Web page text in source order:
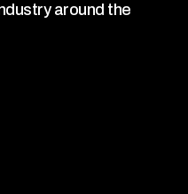
around the